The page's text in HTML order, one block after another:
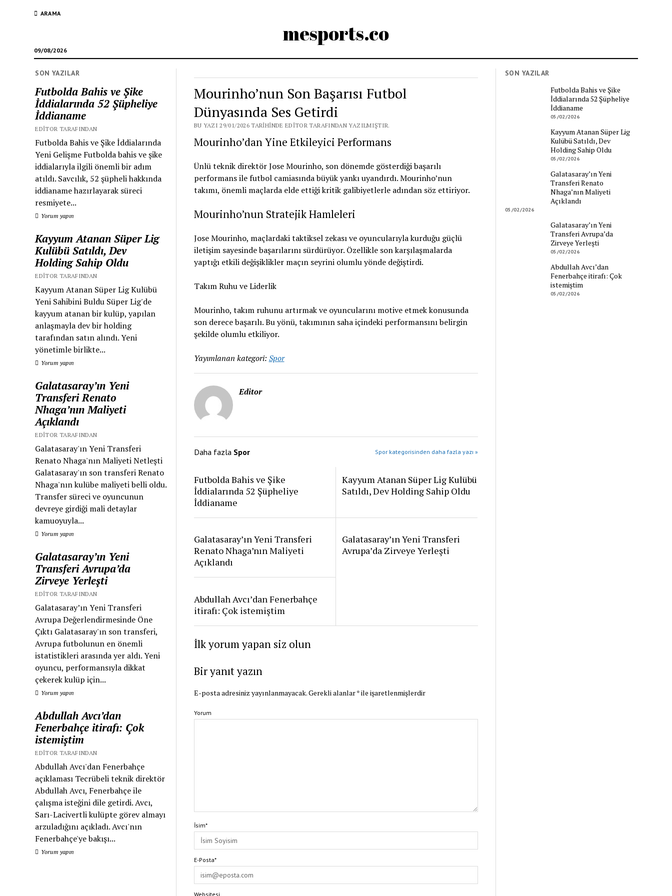
ARAMA
mesports.co
09/08/2026
SON YAZILAR
Futbolda Bahis ve Şike
İddialarında 52 Şüpheliye
İddianame
EDITOR TARAFINDAN
Futbolda Bahis ve Şike İddialarında
Yeni Gelişme Futbolda bahis ve şike
iddialarıyla ilgili önemli bir adım
atıldı. Savcılık, 52 şüpheli hakkında
iddianame hazırlayarak süreci
resmiyete...
Yorum yapın
Kayyum Atanan Süper Lig
Kulübü Satıldı, Dev
Holding Sahip Oldu
EDITOR TARAFINDAN
Kayyum Atanan Süper Lig Kulübü
Yeni Sahibini Buldu Süper Lig'de
kayyum atanan bir kulüp, yapılan
anlaşmayla dev bir holding
tarafından satın alındı. Yeni
yönetimle birlikte...
Yorum yapın
Galatasaray’ın Yeni
Transferi Renato
Nhaga’nın Maliyeti
Açıklandı
EDITOR TARAFINDAN
Galatasaray'ın Yeni Transferi
Renato Nhaga'nın Maliyeti Netleşti
Galatasaray'ın son transferi Renato
Nhaga'nın kulübe maliyeti belli oldu.
Transfer süreci ve oyuncunun
devreye girdiği mali detaylar
kamuoyuyla...
Yorum yapın
Galatasaray’ın Yeni
Transferi Avrupa’da
Zirveye Yerleşti
EDITOR TARAFINDAN
Galatasaray’ın Yeni Transferi
Avrupa Değerlendirmesinde Öne
Çıktı Galatasaray'ın son transferi,
Avrupa futbolunun en önemli
istatistikleri arasında yer aldı. Yeni
oyuncu, performansıyla dikkat
çekerek kulüp için...
Yorum yapın
Abdullah Avcı’dan
Fenerbahçe itirafı: Çok
istemiştim
EDITOR TARAFINDAN
Abdullah Avcı'dan Fenerbahçe
açıklaması Tecrübeli teknik direktör
Abdullah Avcı, Fenerbahçe ile
çalışma isteğini dile getirdi. Avcı,
Sarı-Lacivertli kulüpte görev almayı
arzuladığını açıkladı. Avcı'nın
Fenerbahçe'ye bakışı...
Yorum yapın
Mourinho’nun Son Başarısı Futbol
Dünyasında Ses Getirdi
BU YAZI 29/01/2026 TARIHINDE EDITOR TARAFINDAN YAZILMIŞTIR.
Mourinho’dan Yine Etkileyici Performans
Ünlü teknik direktör Jose Mourinho, son dönemde gösterdiği başarılı
performans ile futbol camiasında büyük yankı uyandırdı. Mourinho’nun
takımı, önemli maçlarda elde ettiği kritik galibiyetlerle adından söz ettiriyor.
Mourinho’nun Stratejik Hamleleri
Jose Mourinho, maçlardaki taktiksel zekası ve oyuncularıyla kurduğu güçlü
iletişim sayesinde başarılarını sürdürüyor. Özellikle son karşılaşmalarda
yaptığı etkili değişiklikler maçın seyrini olumlu yönde değiştirdi.
Takım Ruhu ve Liderlik
Mourinho, takım ruhunu artırmak ve oyuncularını motive etmek konusunda
son derece başarılı. Bu yönü, takımının saha içindeki performansını belirgin
şekilde olumlu etkiliyor.
Yayımlanan kategori: Spor
Editor
Daha fazla Spor Spor kategorisinden daha fazla yazı »
Futbolda Bahis ve Şike
İddialarında 52 Şüpheliye
İddianame
Kayyum Atanan Süper Lig Kulübü
Satıldı, Dev Holding Sahip Oldu
Galatasaray’ın Yeni Transferi
Renato Nhaga’nın Maliyeti
Açıklandı
Galatasaray’ın Yeni Transferi
Avrupa’da Zirveye Yerleşti
Abdullah Avcı’dan Fenerbahçe
itirafı: Çok istemiştim
İlk yorum yapan siz olun
Bir yanıt yazın
E-posta adresiniz yayınlanmayacak.Gerekli alanlar*ile işaretlenmişlerdir
Yorum
İsim*
E-Posta*
Websitesi
SON YAZILAR
Futbolda Bahis ve Şike
İddialarında 52 Şüpheliye
İddianame
05/02/2026
Kayyum Atanan Süper Lig
Kulübü Satıldı, Dev
Holding Sahip Oldu
05/02/2026
Galatasaray’ın Yeni
Transferi Renato
Nhaga’nın Maliyeti
Açıklandı
05/02/2026
Galatasaray’ın Yeni
Transferi Avrupa’da
Zirveye Yerleşti
05/02/2026
Abdullah Avcı’dan
Fenerbahçe itirafı: Çok
istemiştim
05/02/2026